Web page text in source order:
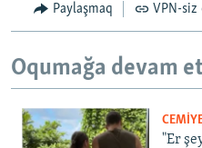
Paylaşmaq VPN-siz
Oqumağa devam
"Er